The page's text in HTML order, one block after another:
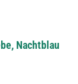
Nachtblau